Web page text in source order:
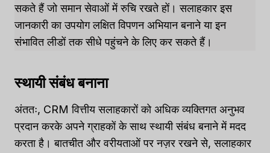
सकते हैं जो समान सेवाओं में रुचि रखते हों। सलाहकार इस
जानकारी का उपयोग लक्षित विपणन अभियान बनाने या इन
संभावित लीडों तक सीधे पहुंचने के लिए कर सकते हैं।
स्थायी संबंध बनाना
अंततः, CRM वित्तीय सलाहकारों को अधिक व्यक्तिगत अनुभव
प्रदान करके अपने ग्राहकों के साथ स्थायी संबंध बनाने में मदद
करता है। बातचीत और वरीयताओं पर नज़र रखने से, सलाहकार